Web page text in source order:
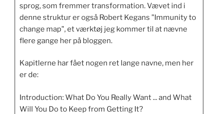
sprog, som fremmer transformation. Vævet ind i
denne struktur er også Robert Kegans "Immunity to
change map", et værktøj jeg kommer til at nævne
flere gange her på bloggen.
Kapitlerne har fået nogen ret lange navne, men her
er de:
Introduction: What Do You Really Want ... and What
Will You Do to Keep from Getting It?